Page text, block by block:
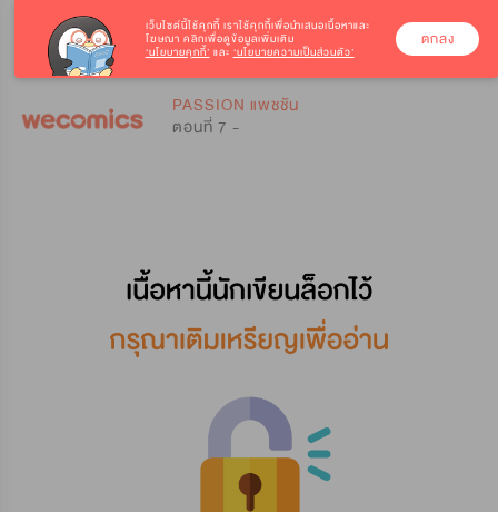
PASSION แพชชัน
ตอนที่ 7 -
เว็บไซต์นี้ใช้คุกกี้ เราใช้คุกกี้เพื่อนำเสนอเนื้อหาและ
โฆษณา คลิกเพื่อดูข้อมูลเพิ่มเติม
‘นโยบายคุกกี้’ และ ‘นโยบายความเป็นส่วนตัว’
ตกลง